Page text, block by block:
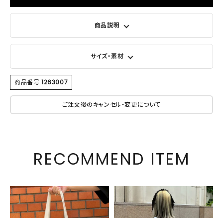
商品説明
サイズ・素材
商品番号 1263007
ご注文後のキャンセル・変更について
RECOMMEND ITEM